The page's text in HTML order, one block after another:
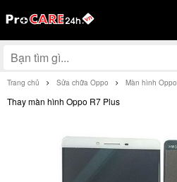
Trang chủ Sửa chữa Oppo Màn hình Oppo
Thay màn hình Oppo R7 Plus